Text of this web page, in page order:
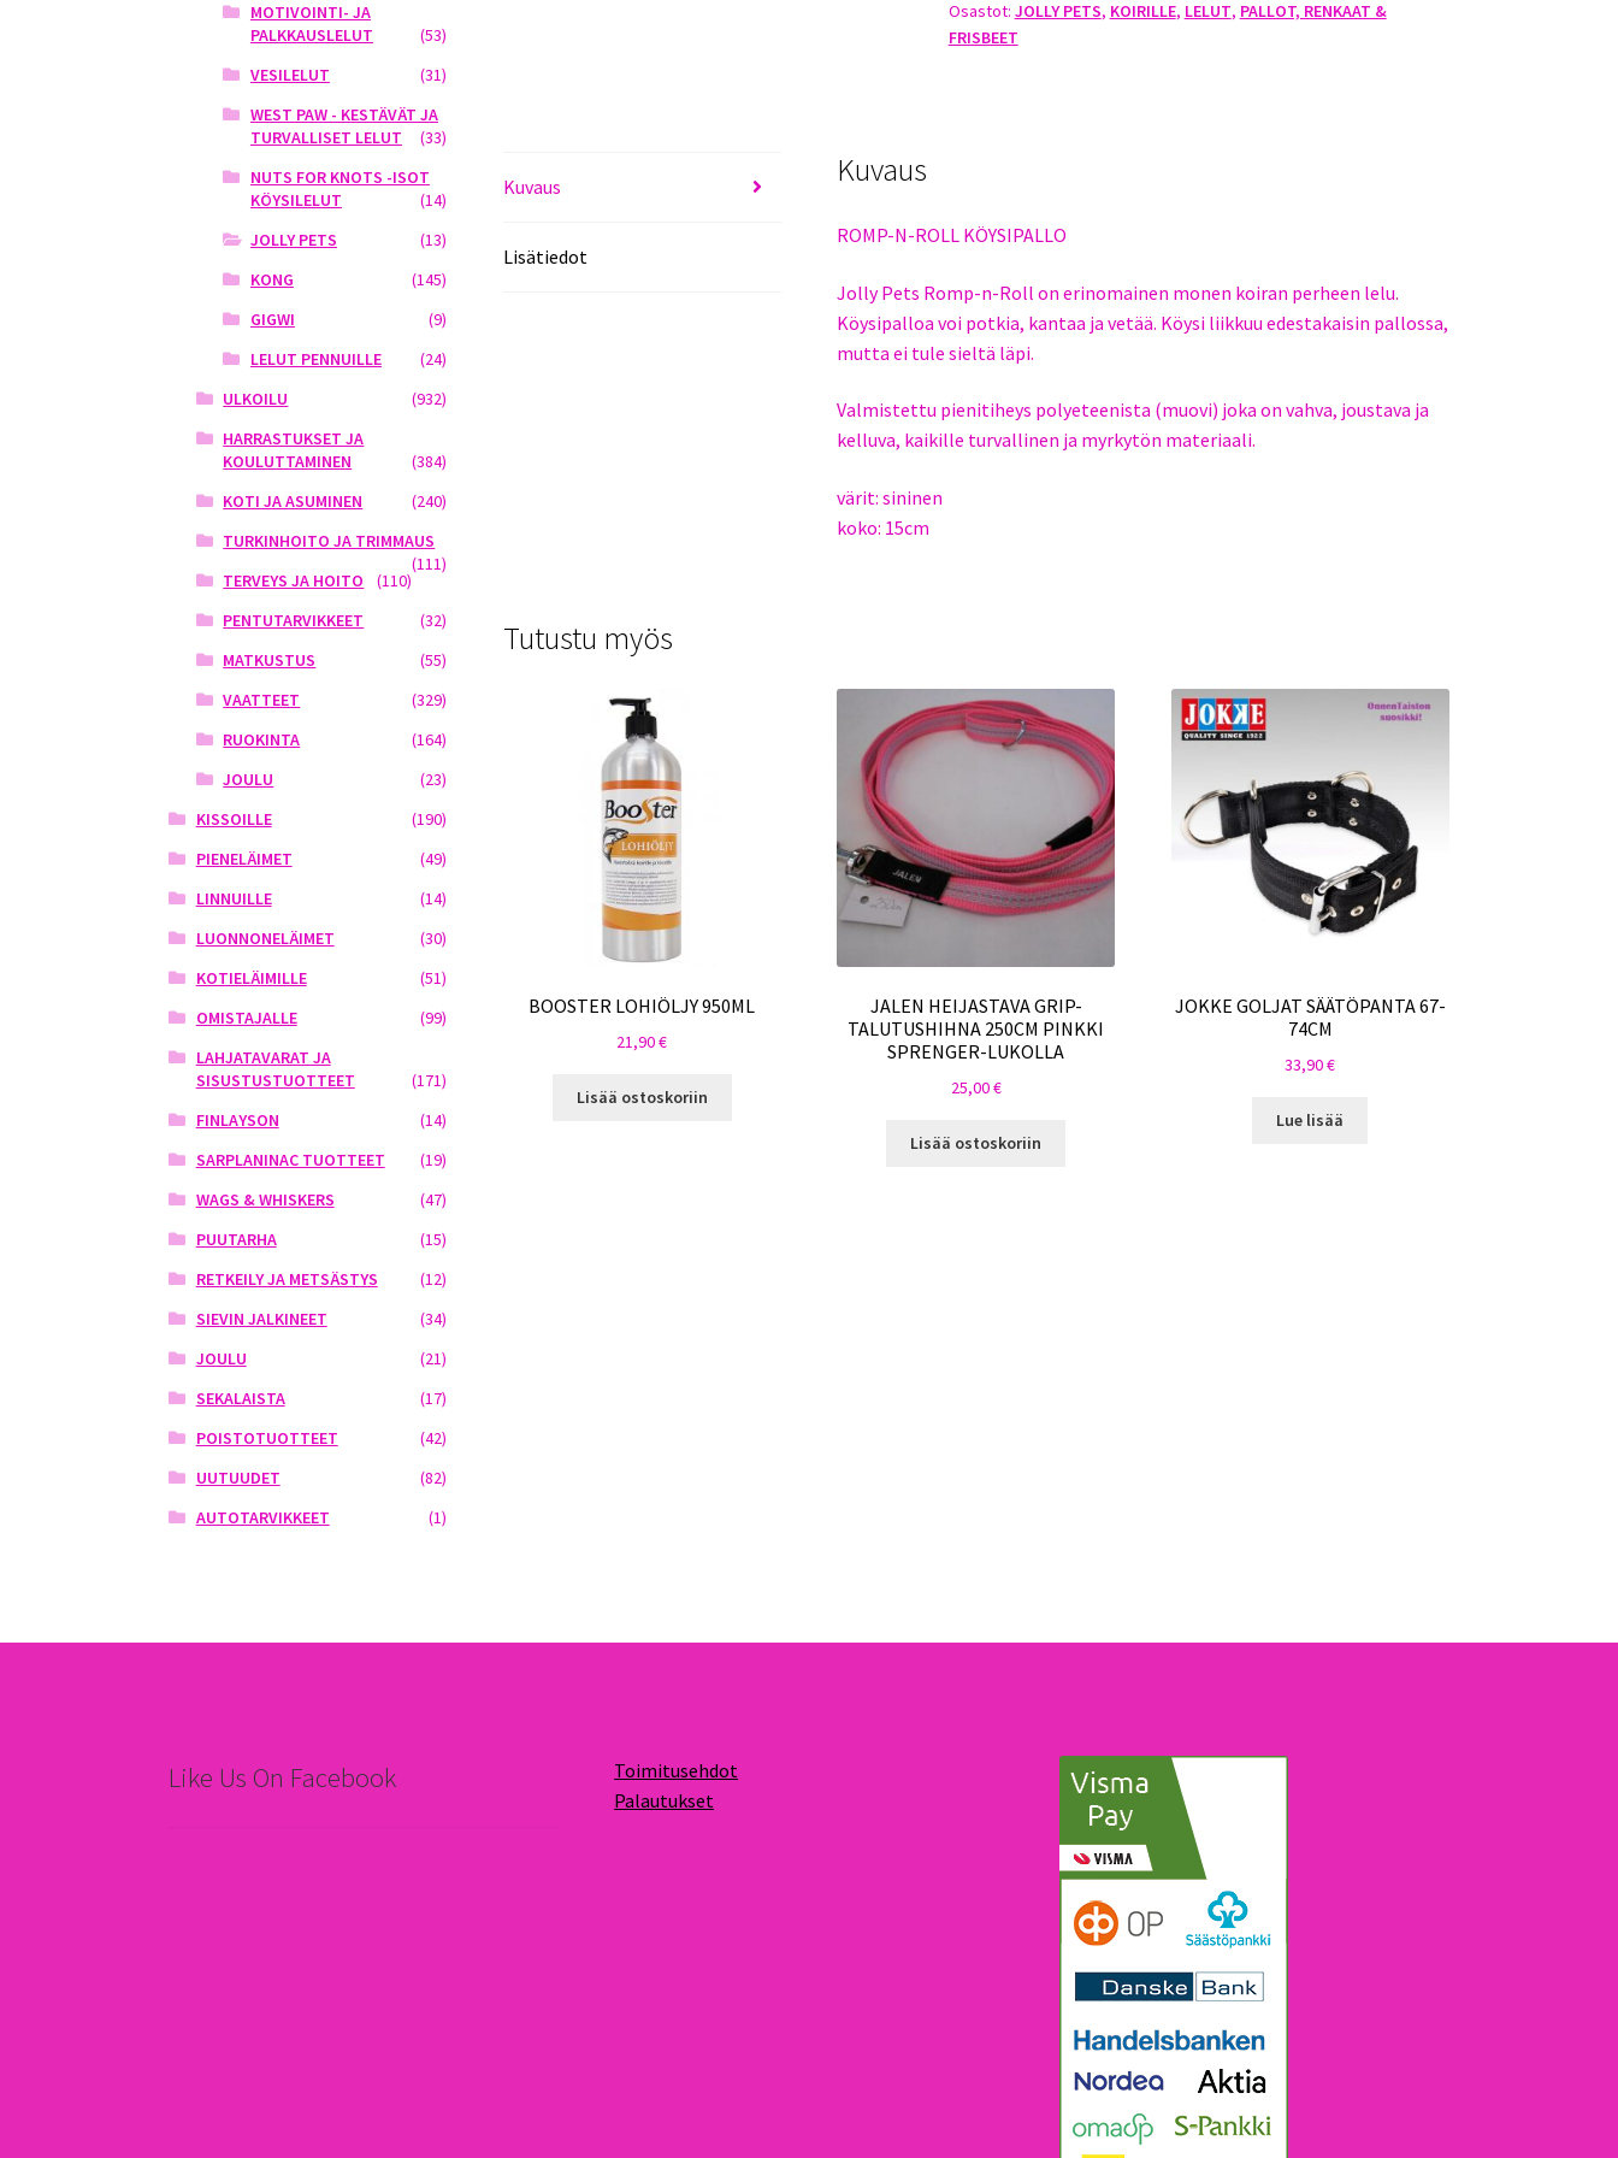
KÖYSIPALLO
15CM
Osastot: JOLLY PETS, KOIRILLE, LELUT, PALLOT, RENKAAT &
FRISBEET
Kuvaus
Lisätiedot
Kuvaus
ROMP-N-ROLL KÖYSIPALLO
Jolly Pets Romp-n-Roll on erinomainen monen koiran perheen lelu.
Köysipalloa voi potkia, kantaa ja vetää. Köysi liikkuu edestakaisin pallossa,
mutta ei tule sieltä läpi.
Valmistettu pienitiheys polyeteenista (muovi) joka on vahva, joustava ja
kelluva, kaikille turvallinen ja myrkytön materiaali.
värit: sininen
koko: 15cm
Tutustu myös
BOOSTER LOHIÖLJY 950ML
21,90€
Lisää ostoskoriin
JALEN HEIJASTAVA GRIP-
TALUTUSHIHNA 250CM PINKKI
SPRENGER-LUKOLLA
25,00€
Lisää ostoskoriin
JOKKE GOLJAT SÄÄTÖPANTA 67-
74CM
33,90€
Lue lisää
MOTIVOINTI- JA
PALKKAUSLELUT
(53)
VESILELUT
(31)
WEST PAW - KESTÄVÄT JA
TURVALLISET LELUT
(33)
NUTS FOR KNOTS -ISOT
KÖYSILELUT
(14)
JOLLY PETS
(13)
KONG
(145)
GIGWI
(9)
LELUT PENNUILLE
(24)
ULKOILU
(932)
HARRASTUKSET JA
KOULUTTAMINEN
(384)
KOTI JA ASUMINEN
(240)
TURKINHOITO JA TRIMMAUS
(111)
TERVEYS JA HOITO
(110)
PENTUTARVIKKEET
(32)
MATKUSTUS
(55)
VAATTEET
(329)
RUOKINTA
(164)
JOULU
(23)
KISSOILLE
(190)
PIENELÄIMET
(49)
LINNUILLE
(14)
LUONNONELÄIMET
(30)
KOTIELÄIMILLE
(51)
OMISTAJALLE
(99)
LAHJATAVARAT JA
SISUSTUSTUOTTEET
(171)
FINLAYSON
(14)
SARPLANINAC TUOTTEET
(19)
WAGS & WHISKERS
(47)
PUUTARHA
(15)
RETKEILY JA METSÄSTYS
(12)
SIEVIN JALKINEET
(34)
JOULU
(21)
SEKALAISTA
(17)
POISTOTUOTTEET
(42)
UUTUUDET
(82)
AUTOTARVIKKEET
(1)
Like Us On Facebook
Toimitusehdot
Palautukset